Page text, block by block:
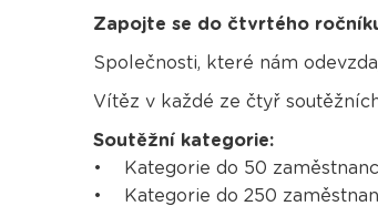
Zapojte se do čtvrtého
Společnosti, které nám
Vítěz v každé ze čtyř
Soutěžní kategorie:
• Kategorie do 50
• Kategorie do 250